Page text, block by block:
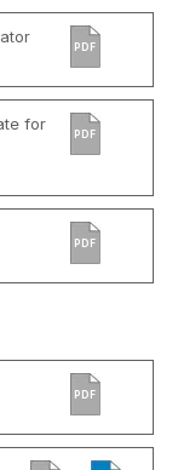
PDF
for
PDF
PDF
PDF